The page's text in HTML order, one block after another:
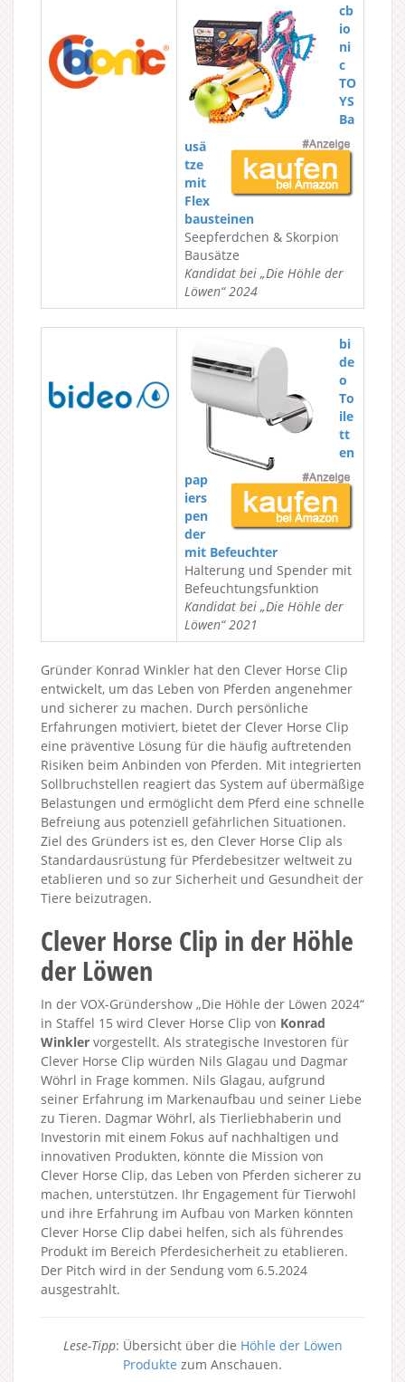
cb
io
ni
c
TO
YS
Ba
usä
tze
mit
Flex
bausteinen
Seepferdchen & Skorpion
Bausätze
Kandidat bei „Die Höhle der
Löwen“ 2024
bi
de
o
To
ile
tt
en
pap
iers
pen
der
mit Befeuchter
Halterung und Spender mit
Befeuchtungsfunktion
Kandidat bei „Die Höhle der
Löwen“ 2021
Gründer Konrad Winkler hat den Clever Horse Clip
entwickelt, um das Leben von Pferden angenehmer
und sicherer zu machen. Durch persönliche
Erfahrungen motiviert, bietet der Clever Horse Clip
eine präventive Lösung für die häufig auftretenden
Risiken beim Anbinden von Pferden. Mit integrierten
Sollbruchstellen reagiert das System auf übermäßige
Belastungen und ermöglicht dem Pferd eine schnelle
Befreiung aus potenziell gefährlichen Situationen.
Ziel des Gründers ist es, den Clever Horse Clip als
Standardausrüstung für Pferdebesitzer weltweit zu
etablieren und so zur Sicherheit und Gesundheit der
Tiere beizutragen.
Clever Horse Clip in der Höhle
der Löwen
In der VOX-Gründershow „Die Höhle der Löwen 2024“
in Staffel 15 wird Clever Horse Clip von Konrad
Winkler vorgestellt. Als strategische Investoren für
Clever Horse Clip würden Nils Glagau und Dagmar
Wöhrl in Frage kommen. Nils Glagau, aufgrund
seiner Erfahrung im Markenaufbau und seiner Liebe
zu Tieren. Dagmar Wöhrl, als Tierliebhaberin und
Investorin mit einem Fokus auf nachhaltigen und
innovativen Produkten, könnte die Mission von
Clever Horse Clip, das Leben von Pferden sicherer zu
machen, unterstützen. Ihr Engagement für Tierwohl
und ihre Erfahrung im Aufbau von Marken könnten
Clever Horse Clip dabei helfen, sich als führendes
Produkt im Bereich Pferdesicherheit zu etablieren.
Der Pitch wird in der Sendung vom 6.5.2024
ausgestrahlt.
Lese-Tipp: Übersicht über die Höhle der Löwen
Produkte zum Anschauen.